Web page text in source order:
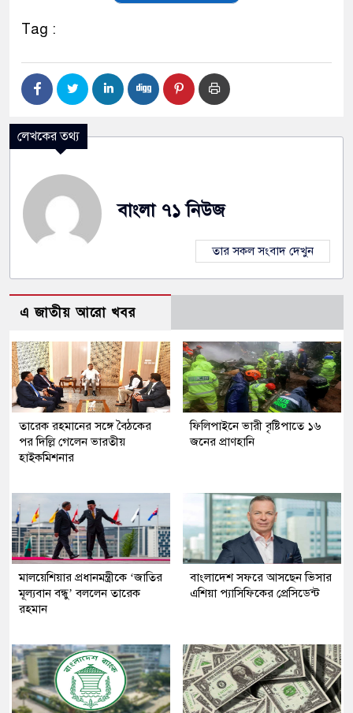
Tag :
লেখকের তথ্য
বাংলা ৭১ নিউজ
তার সকল সংবাদ দেখুন
এ জাতীয় আরো খবর
তারেক রহমানের সঙ্গে বৈঠকের
পর দিল্লি গেলেন ভারতীয়
হাইকমিশনার
ফিলিপাইনে ভারী বৃষ্টিপাতে ১৬
জনের প্রাণহানি
মালয়েশিয়ার প্রধানমন্ত্রীকে ‘জাতির
মূল্যবান বন্ধু’ বললেন তারেক
রহমান
বাংলাদেশ সফরে আসছেন ভিসার
এশিয়া প্যাসিফিকের প্রেসিডেন্ট